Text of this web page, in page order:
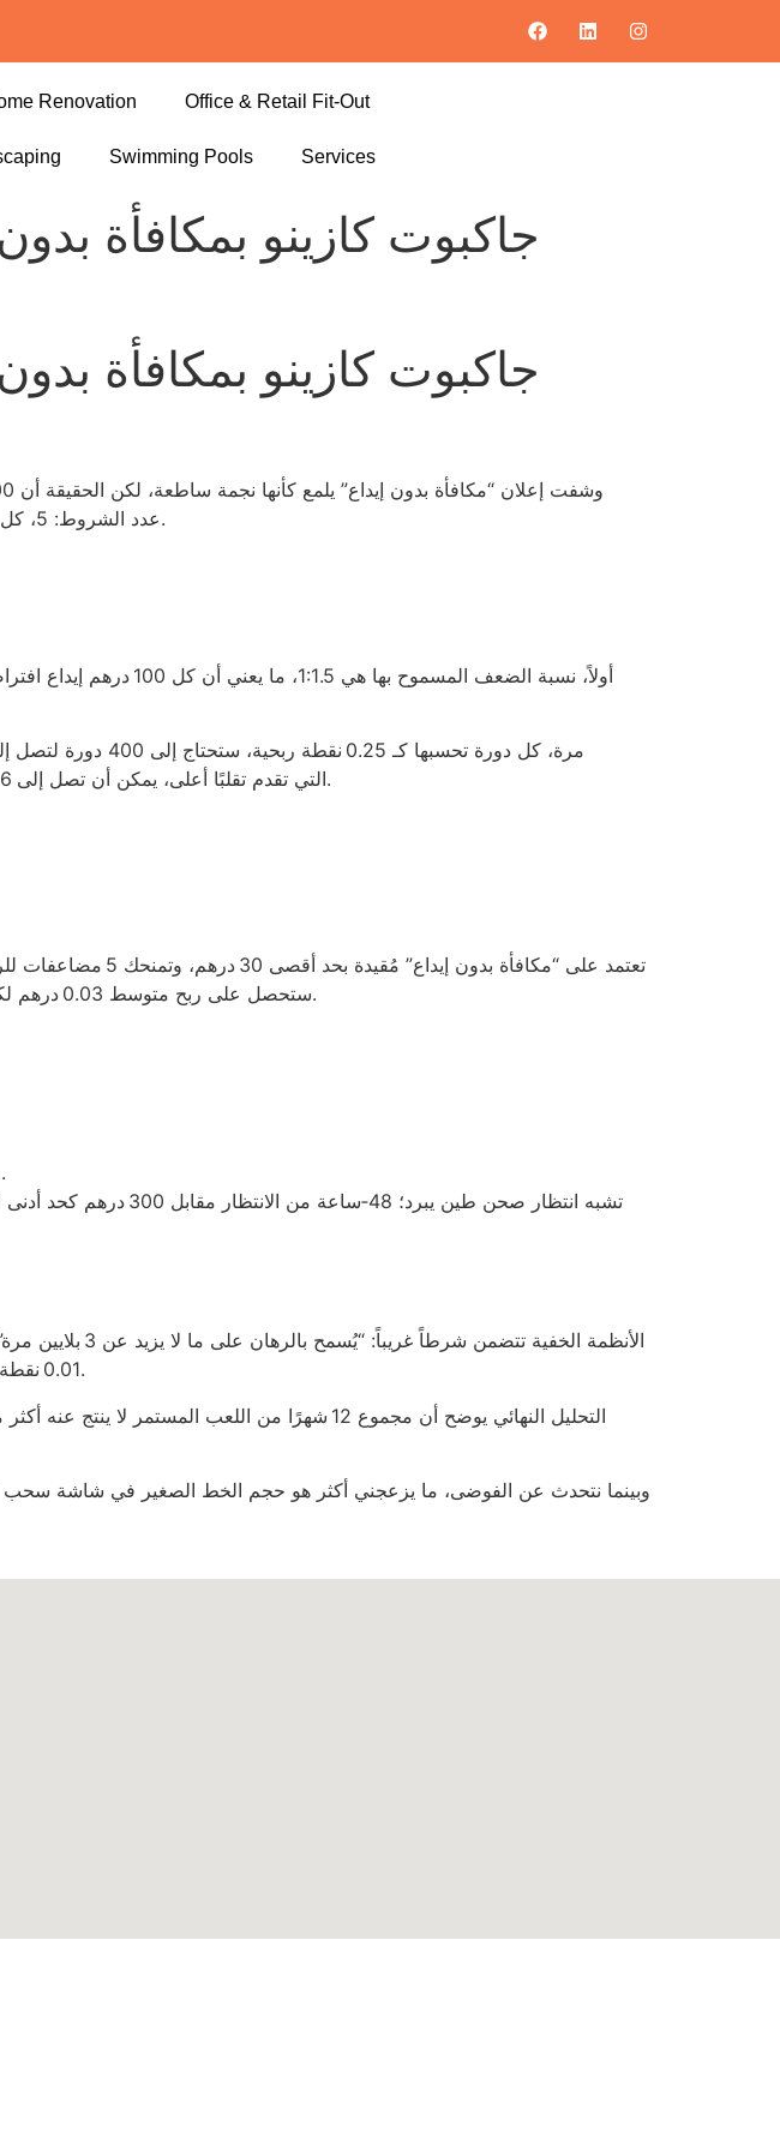
Renovation Office & Retail Fit-Out
Swimming Pools Services
جاكبوت كازينو بمكافأة
جاكبوت كازينو بمكافأة
الدقيقة للـ T&C. عدد الشروط: 5، كل شرط يضيف خطوة حسابية تجعل الجائزة أقل من 2 % من توقعك الأصلي.
Gonzo’s Quest التي تقدم تقلبًا أعلى، يمكن أن تصل إلى 0.6 نقطة في دورة واحدة، لكنه على حساب تخفيض مدة الجائزة إلى 3 أيام.
نادرة مثل Lightning Roulette، ستحصل على ربح متوسط 0.03 درهم لكل 1 درهم مراهنه، وهو ما يساوي 0.9% من المبلغ الأصلي.
مراجعة جدول السحب لتجنب أيام “سحب غير فعال” التي يقل فيها الحد إلى 0.1 درهم.
0.01 نقطة ربحية إضافية، وهو ما لا يغير شيئًا إذا كان السعر الأصلي للعبة هو 0.0002 درهم لكل نقطة.
وبينما نتحدث عن الفوضى، ما يزعجني أكثر هو حجم الخط الصغير في شاشة سحب